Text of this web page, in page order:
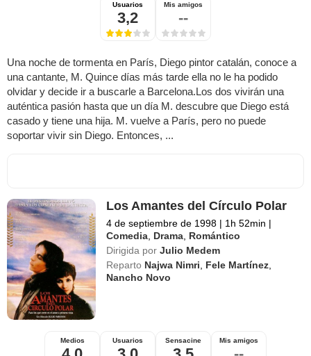
Usuarios
3,2
Mis amigos
--
Una noche de tormenta en París, Diego pintor catalán, conoce a
una cantante, M. Quince días más tarde ella no le ha podido
olvidar y decide ir a buscarle a Barcelona.Los dos vivirán una
auténtica pasión hasta que un día M. descubre que Diego está
casado y tiene una hija. M. vuelve a París, pero no puede
soportar vivir sin Diego. Entonces, ...
Los Amantes del Círculo Polar
4 de septiembre de 1998 | 1h 52min |
Comedia Drama Romántico
Dirigida por Julio Medem
Reparto Najwa Nimri Fele Martínez
Nancho Novo
Medios Usuarios Sensacine Mis amigos